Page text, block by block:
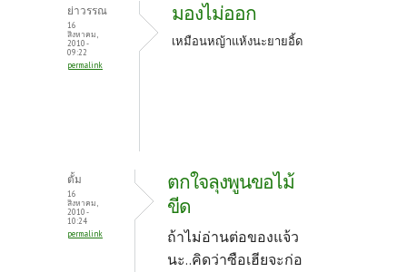
ย่าวรรณ
16
สิงหาคม,
2010 -
09:22
permalink
มองไม่ออก
เหมือนหญ้าแห้งนะยายอิ้ด
ตั้ม
16
สิงหาคม,
2010 -
10:24
permalink
ตกใจลุงพูนขอไม้
ขีด
ถ้าไม่อ่านต่อของแจ้ว
นะ..คิดว่าซือเฮียจะก่อ